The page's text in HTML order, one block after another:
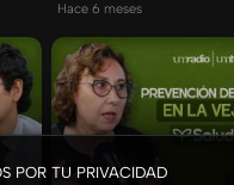
POR TU PRIVACIDAD
Hace 6 meses